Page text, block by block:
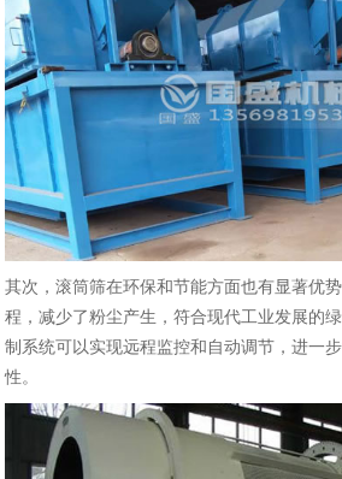
其次，滚筒筛在环保和节能方面也有显著优
程，减少了粉尘产生，符合现代工业发展的
制系统可以实现远程监控和自动调节，进一
性‌。